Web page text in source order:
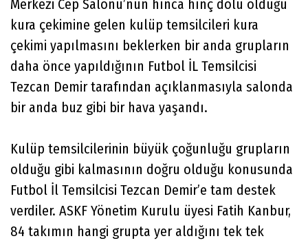
Merkezi Cep Salonu’nun hınca hınç dolu olduğu
kura çekimine gelen kulüp temsilcileri kura
çekimi yapılmasını beklerken bir anda grupların
daha önce yapıldığının Futbol İL Temsilcisi
Tezcan Demir tarafından açıklanmasıyla salonda
bir anda buz gibi bir hava yaşandı.
Kulüp temsilcilerinin büyük çoğunluğu grupların
olduğu gibi kalmasının doğru olduğu konusunda
Futbol İl Temsilcisi Tezcan Demir’e tam destek
verdiler. ASKF Yönetim Kurulu üyesi Fatih Kanbur,
84 takımın hangi grupta yer aldığını tek tek